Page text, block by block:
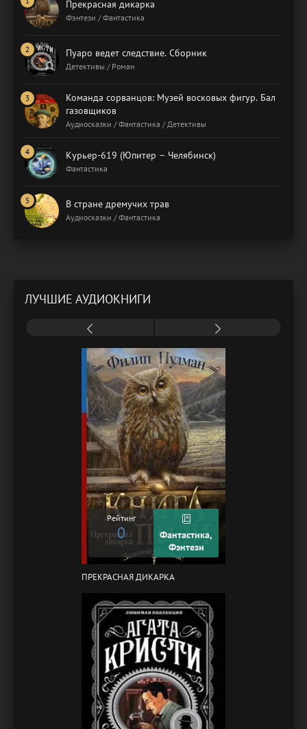
Прекрасная дикарка
Фэнтези / Фантастика
Пуаро ведет следствие. Сборник
Детективы / Роман
Команда сорванцов: Музей восковых фигур. Бал
газовщиков
Аудиосказки / Фантастика / Детективы
Курьер-619 (Юпитер – Челябинск)
Фантастика
В стране дремучих трав
Аудиосказки / Фантастика
ЛУЧШИЕ АУДИОКНИГИ
Рейтинг
0
Фантастика,
Фэнтези
ПРЕКРАСНАЯ ДИКАРКА